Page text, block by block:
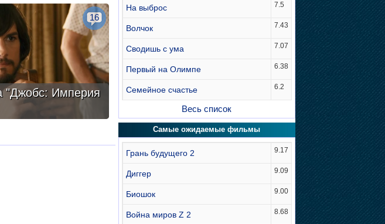
"Джобс: Империя
16
На выброс 7.5
Волчок 7.43
Сводишь с ума 7.07
Первый на Олимпе 6.38
Семейное счастье 6.2
Весь список
Самые ожидаемые фильмы
Грань будущего 2 9.17
Диггер 9.09
Биошок 9.00
Война миров Z 2 8.68